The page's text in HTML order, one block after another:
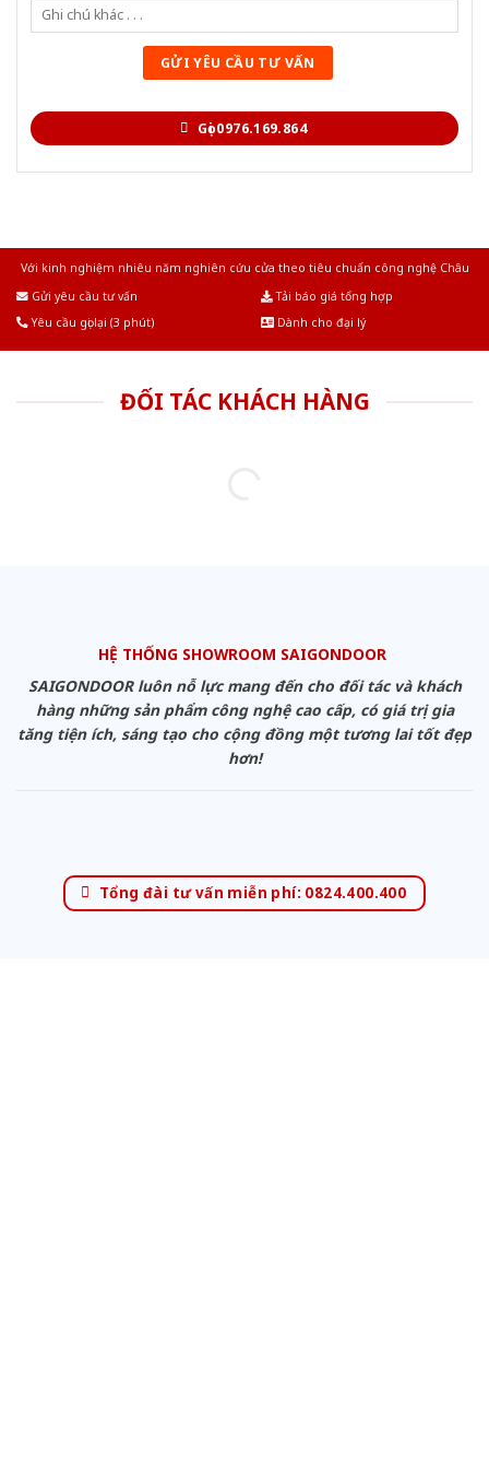
Gọi 0976.169.864
Với kinh nghiệm nhiêu năm nghiên cứu cửa theo tiêu chuẩn công nghệ Châu
Gửi yêu cầu tư vấn
Tải báo giá tổng hợp
Yêu cầu gọi lại (3 phút)
Dành cho đại lý
ĐỐI TÁC KHÁCH HÀNG
HỆ THỐNG SHOWROOM SAIGONDOOR
SAIGONDOOR luôn nỗ lực mang đến cho đối tác và khách
hàng những sản phẩm công nghệ cao cấp, có giá trị gia
tăng tiện ích, sáng tạo cho cộng đồng một tương lai tốt đẹp
hơn!
Tổng đài tư vấn miễn phí: 0824.400.400